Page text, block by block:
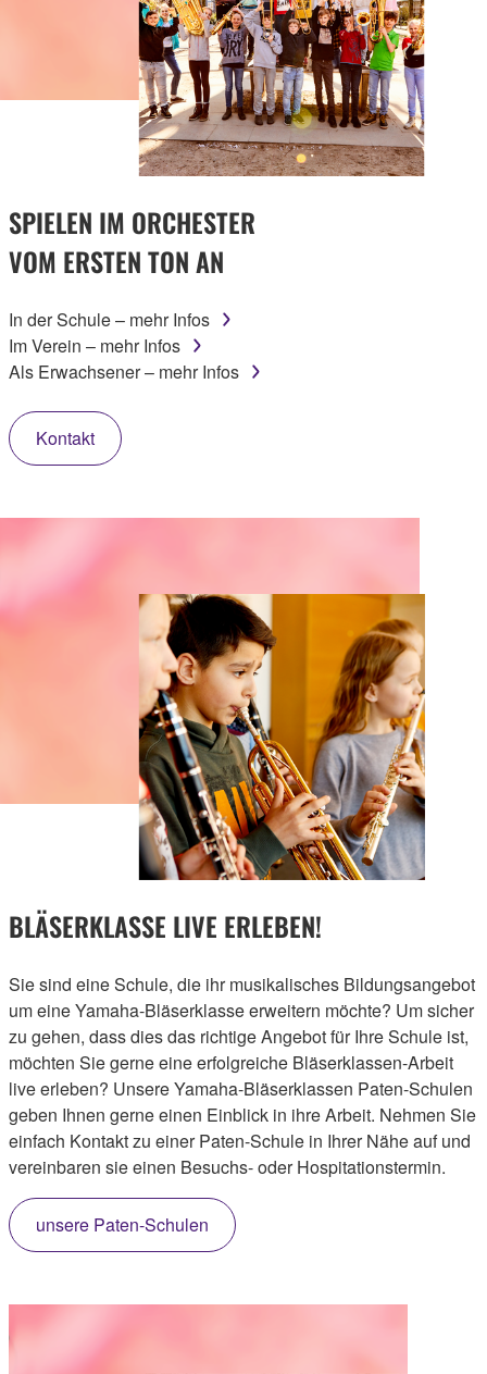
SPIELEN IM ORCHESTER
VOM ERSTEN TON AN
In der Schule – mehr Infos
Im Verein – mehr Infos
Als Erwachsener – mehr Infos
Kontakt
BLÄSERKLASSE LIVE ERLEBEN!
Sie sind eine Schule, die ihr musikalisches Bildungsangebot
um eine Yamaha-Bläserklasse erweitern möchte? Um sicher
zu gehen, dass dies das richtige Angebot für Ihre Schule ist,
möchten Sie gerne eine erfolgreiche Bläserklassen-Arbeit
live erleben? Unsere Yamaha-Bläserklassen Paten-Schulen
geben Ihnen gerne einen Einblick in ihre Arbeit. Nehmen Sie
einfach Kontakt zu einer Paten-Schule in Ihrer Nähe auf und
vereinbaren sie einen Besuchs- oder Hospitationstermin.
unsere Paten-Schulen